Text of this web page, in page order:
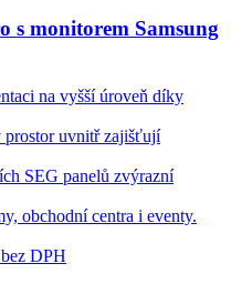
s monitorem Samsung
na vyšší úroveň díky
prostor uvnitř zajišťují
SEG panelů zvýrazní
obchodní centra i eventy.
DPH